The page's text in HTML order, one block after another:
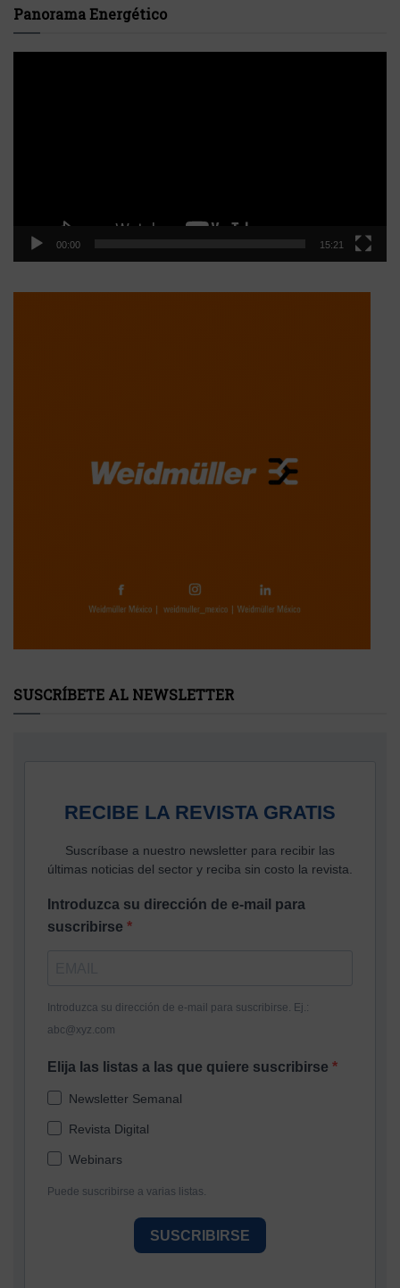
Panorama Energético
00:00 15:21
SUSCRÍBETE AL NEWSLETTER
RECIBE LA REVISTA GRATIS
Suscríbase a nuestro newsletter para recibir las
últimas noticias del sector y reciba sin costo la revista.
Introduzca su dirección de e-mail para
suscribirse
Introduzca su dirección de e-mail para suscribirse. Ej.:
abc@xyz.com
Elija las listas a las que quiere suscribirse
Newsletter Semanal
Revista Digital
Webinars
Puede suscribirse a varias listas.
SUSCRIBIRSE